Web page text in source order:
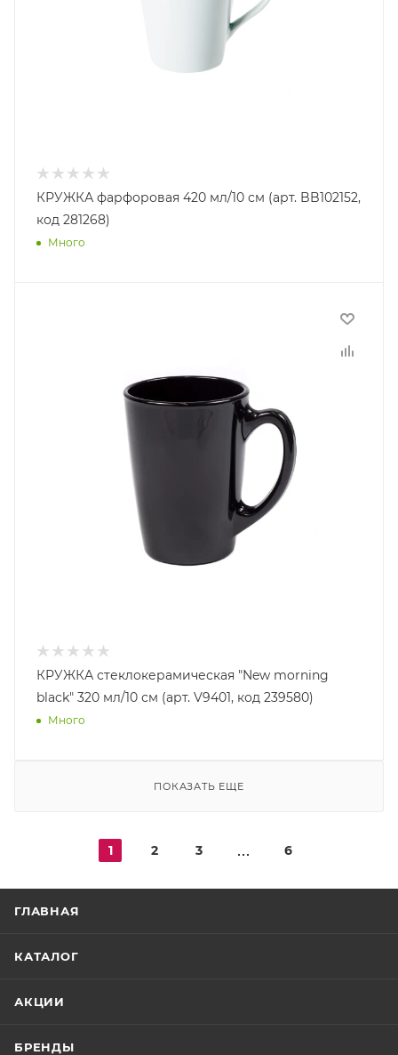
КРУЖКА фарфоровая 420 мл/10 см (арт. BB102152,
код 281268)
Много
КРУЖКА стеклокерамическая "New morning
black" 320 мл/10 см (арт. V9401, код 239580)
Много
ПОКАЗАТЬ ЕЩЕ
1 2 3 6
ГЛАВНАЯ
КАТАЛОГ
АКЦИИ
БРЕНДЫ